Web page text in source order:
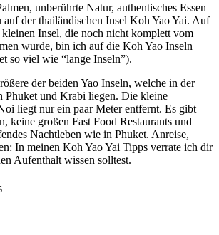
unberührte Natur, authentisches Essen
auf der thailändischen Insel Koh Yao Yai. Auf
kleinen Insel, die noch nicht komplett vom
wurde, bin ich auf die Koh Yao Inseln
so viel wie “lange Inseln”).
der beiden Yao Inseln, welche in der
Phuket und Krabi liegen. Die kleine
liegt nur ein paar Meter entfernt. Es gibt
keine großen Fast Food Restaurants und
Nachtleben wie in Phuket. Anreise,
In meinen Koh Yao Yai Tipps verrate ich dir
Aufenthalt wissen solltest.